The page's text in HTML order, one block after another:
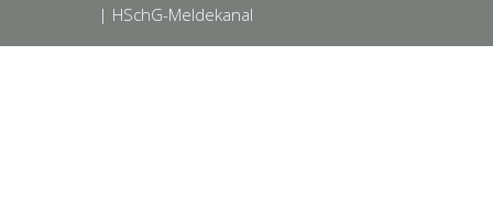
| HSchG-Meldekanal